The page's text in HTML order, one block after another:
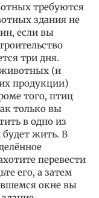
требуются
здания не
если вы
три дня.
(и
продукции)
того, птиц
только вы
в одно из
жить. В
перевести
его, а затем
окне вы